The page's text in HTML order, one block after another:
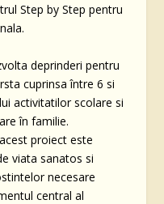
Step by Step pentru
deprinderi pentru
cuprinsa între 6 si
activitatilor scolare si
în familie.
proiect este
viata sanatos si
necesare
central al